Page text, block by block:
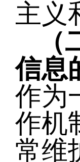
主义
信息
作为
作机
常维